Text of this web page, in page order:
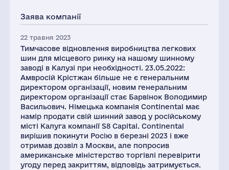
Заява компанії
22 травня 2023
Тимчасове відновлення виробництва легкових
шин для місцевого ринку на нашому шинному
заводі в Калузі при необхідності. 23.05.2022:
Амвросій Крістжан більше не є генеральним
директором організації, новим генеральним
директором організації стає Барвінок Володимир
Васильович. Німецька компанія Continental має
намір продати свій шинний завод у російському
місті Калуга компанії S8 Capital. Continental
вирішив покинути Росію в березні 2023 і вже
отримав дозвіл з Москви, але попросив
американське міністерство торгівлі перевірити
угоду перед закриттям, відповідь затримується.